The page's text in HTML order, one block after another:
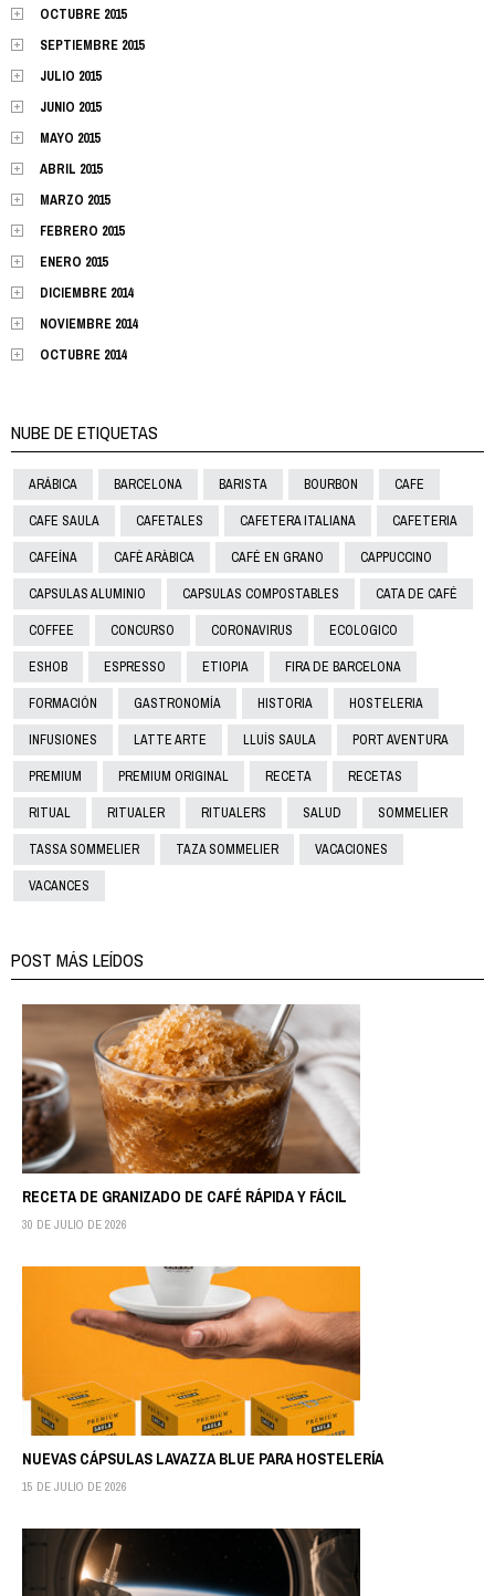
OCTUBRE 2015
SEPTIEMBRE 2015
JULIO 2015
JUNIO 2015
MAYO 2015
ABRIL 2015
MARZO 2015
FEBRERO 2015
ENERO 2015
DICIEMBRE 2014
NOVIEMBRE 2014
OCTUBRE 2014
NUBE DE ETIQUETAS
ARÁBICA BARCELONA BARISTA BOURBON CAFE
CAFE SAULA CAFETALES CAFETERA ITALIANA CAFETERIA
CAFEÍNA CAFÈ ARÀBICA CAFÉ EN GRANO CAPPUCCINO
CAPSULAS ALUMINIO CAPSULAS COMPOSTABLES CATA DE CAFÉ
COFFEE CONCURSO CORONAVIRUS ECOLOGICO
ESHOB ESPRESSO ETIOPIA FIRA DE BARCELONA
FORMACIÓN GASTRONOMÍA HISTORIA HOSTELERIA
INFUSIONES LATTE ARTE LLUÍS SAULA PORT AVENTURA
PREMIUM PREMIUM ORIGINAL RECETA RECETAS
RITUAL RITUALER RITUALERS SALUD SOMMELIER
TASSA SOMMELIER TAZA SOMMELIER VACACIONES
VACANCES
POST MÁS LEÍDOS
RECETA DE GRANIZADO DE CAFÉ RÁPIDA Y FÁCIL
30 DE JULIO DE 2026
NUEVAS CÁPSULAS LAVAZZA BLUE PARA HOSTELERÍA
15 DE JULIO DE 2026